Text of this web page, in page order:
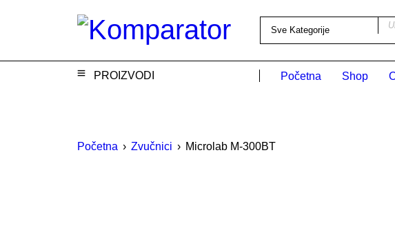
PROIZVODI Početna Shop
Početna › Zvučnici › Microlab M-300BT